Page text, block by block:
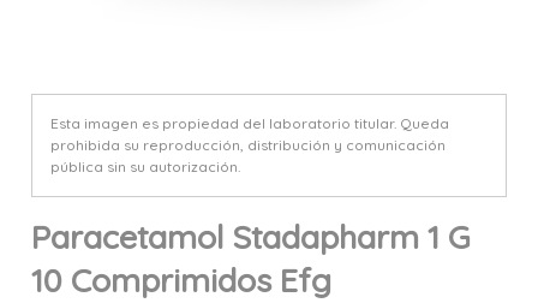
Esta imagen es propiedad del laboratorio titular. Queda
prohibida su reproducción, distribución y comunicación
pública sin su autorización.
Paracetamol Stadapharm 1 G
10 Comprimidos Efg